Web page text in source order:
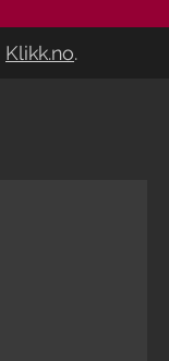
Klikk.no.